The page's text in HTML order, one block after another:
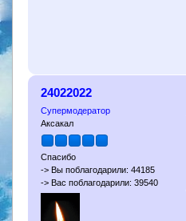
24022022
Супермодератор
Аксакал
Спасибо
-> Вы поблагодарили: 44185
-> Вас поблагодарили: 39540